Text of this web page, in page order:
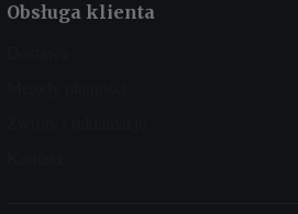
Obsługa klienta